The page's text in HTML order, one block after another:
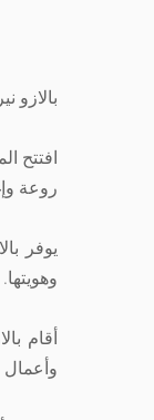
بالازو
روعة
يوفر
وهويتها.
أقام
وأعمال